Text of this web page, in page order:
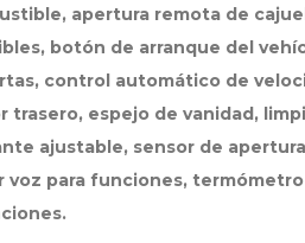
apertura remota de
botón de arranque del
control automático de
espejo de vanidad,
ajustable, sensor de
para funciones, termómetro